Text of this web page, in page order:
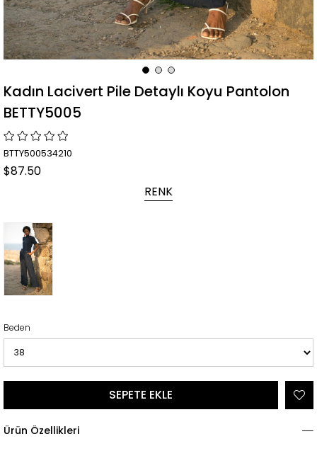
Kadın Lacivert Pile Detaylı Koyu Pantolon
BETTY5005
BTTY500534210
$87.50
RENK
Beden
Ürün Özellikleri